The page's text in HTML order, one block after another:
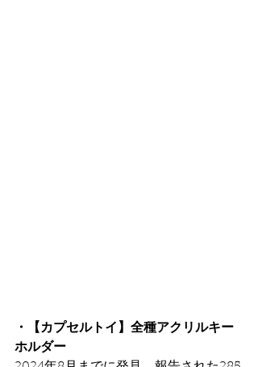
・【カプセルトイ】全種アクリルキー
ホルダー